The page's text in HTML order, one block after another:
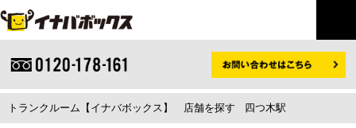
トランクルーム【イナバボックス】 店舗を探す 四つ木駅